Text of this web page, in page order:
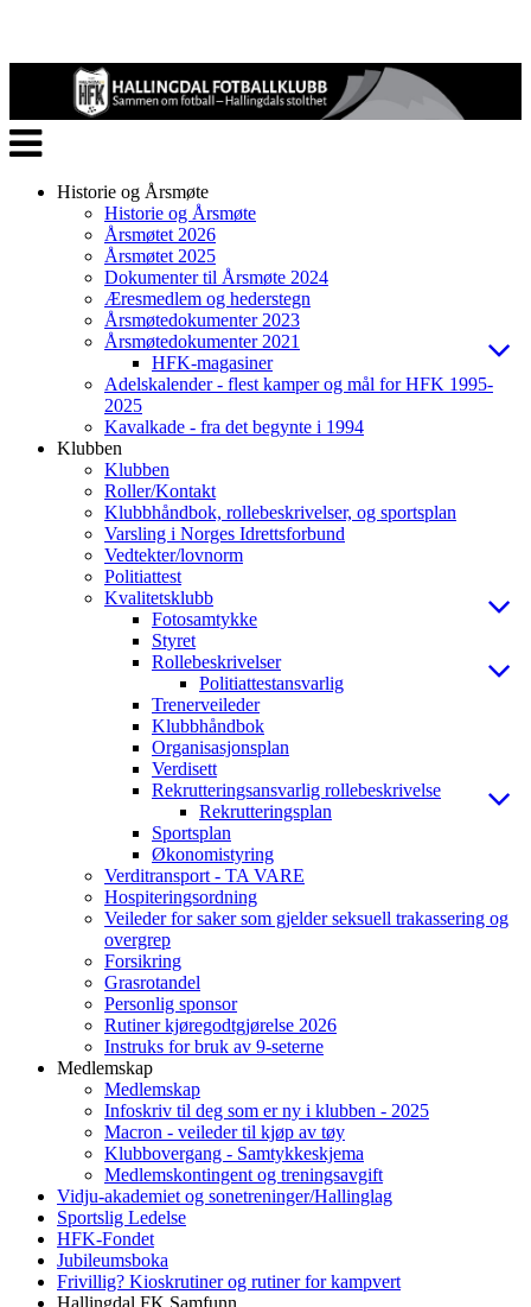
Veksle
navigasjon
Historie og Årsmøte
Historie og Årsmøte
Årsmøtet 2026
Årsmøtet 2025
Dokumenter til Årsmøte 2024
Æresmedlem og hederstegn
Årsmøtedokumenter 2023
Årsmøtedokumenter 2021
HFK-magasiner
Adelskalender - flest kamper og mål for HFK 1995-
2025
Kavalkade - fra det begynte i 1994
Klubben
Klubben
Roller/Kontakt
Klubbhåndbok, rollebeskrivelser, og sportsplan
Varsling i Norges Idrettsforbund
Vedtekter/lovnorm
Politiattest
Kvalitetsklubb
Fotosamtykke
Styret
Rollebeskrivelser
Politiattestansvarlig
Trenerveileder
Klubbhåndbok
Organisasjonsplan
Verdisett
Rekrutteringsansvarlig rollebeskrivelse
Rekrutteringsplan
Sportsplan
Økonomistyring
Verditransport - TA VARE
Hospiteringsordning
Veileder for saker som gjelder seksuell trakassering og
overgrep
Forsikring
Grasrotandel
Personlig sponsor
Rutiner kjøregodtgjørelse 2026
Instruks for bruk av 9-seterne
Medlemskap
Medlemskap
Infoskriv til deg som er ny i klubben - 2025
Macron - veileder til kjøp av tøy
Klubbovergang - Samtykkeskjema
Medlemskontingent og treningsavgift
Vidju-akademiet og sonetreninger/Hallinglag
Sportslig Ledelse
HFK-Fondet
Jubileumsboka
Frivillig? Kioskrutiner og rutiner for kampvert
Hallingdal FK Samfunn